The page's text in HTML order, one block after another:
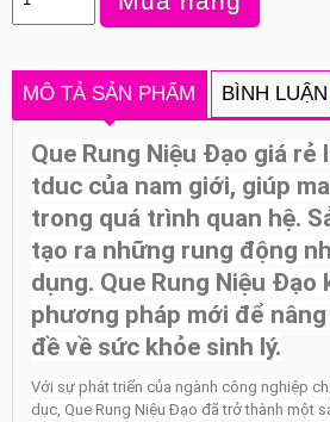
MÔ TẢ SẢN PHẨM BÌNH LUẬN
Que Rung Niệu Đạo giá
tduc của nam giới, giúp
trong quá trình quan hệ.
tạo ra những rung động
dụng. Que Rung Niệu
phương pháp mới để
đề về sức khỏe sinh lý.
Với sự phát triển của ngành công nghiệp
dục, Que Rung Niệu Đạo đã trở thành một